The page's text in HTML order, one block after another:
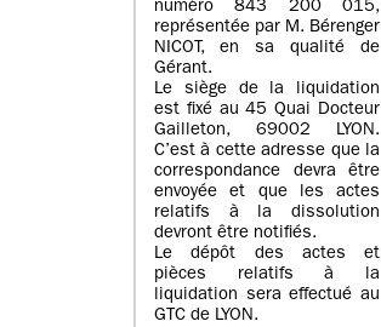
numéro 843 200 015,
représentée par M. Bérenger
NICOT, en sa qualité de
Gérant.
Le siège de la liquidation
est fixé au45 Quai Docteur
Gailleton, 69002 LYON.
C’est à cette adresse que la
correspondance devra être
envoyée et que les actes
relatifs à la dissolution
devront être notifiés.
Le dépôt des actes et
pièces relatifs à la
liquidation sera effectué au
GTC de LYON.